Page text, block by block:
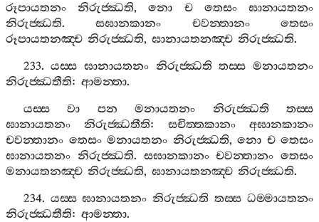
රූපායතනං
නිරුජ‍්ඣති,නො ච තෙසං
ඝානායතනං
නිරුජ‍්ඣති.සඝානකානං චවන‍්තානං
තෙසං
රූපායතනඤ‍්ච නිරුජ‍්ඣති, ඝානායතනඤ‍්ච නිරුජ‍්ඣති.
233.යස‍්ස ඝානායතනං නිරුජ‍්ඣති තස‍්ස මනායතනං
නිරුජ‍්ඣතීති: ආමන‍්තා.
යස‍්ස
වා පන මනායතනං නිරුජ‍්ඣති
තස‍්ස
ඝානායතනං
නිරුජ‍්ඣතීති: සචිත‍්තකානං
අඝානකානං
චවන‍්තානං තෙසං මනායතනං නිරුජ‍්ඣති, නො ච තෙසං
ඝානායතනං නිරුජ‍්ඣති. සඝානකානං චවන‍්තානං තෙසං
මනායතනඤ‍්ච නිරුජ‍්ඣති, ඝානායතනඤ‍්ච නිරුජ‍්ඣති.
234. යස‍්ස ඝානායතනං නිරුජ‍්ඣති තස‍්ස ධම‍්මායතනං
නිරුජ‍්ඣතීති: ආමන‍්තා.